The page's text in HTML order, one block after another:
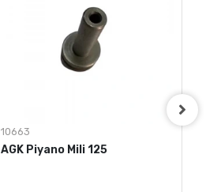
10663
AGK Piyano Mili 125